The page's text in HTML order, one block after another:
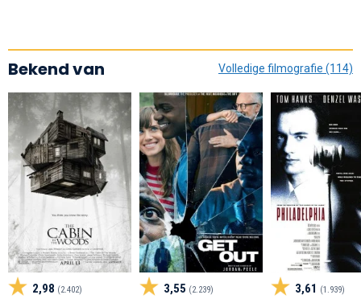
Bekend van Volledige filmografie (114)
2,98 (2.402) 3,55 (2.239) 3,61 (1.939)